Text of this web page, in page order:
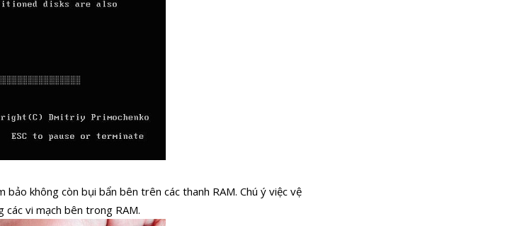
bảo không còn bụi bẩn bên trên các thanh RAM. Chú ý việc vệ
các vi mạch bên trong RAM.